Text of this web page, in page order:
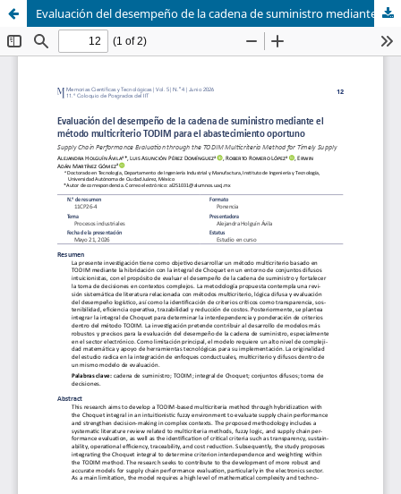
Evaluación del desempeño de la cadena de suministro mediante el método multicriterio TODIM para el abastecimiento oportuno